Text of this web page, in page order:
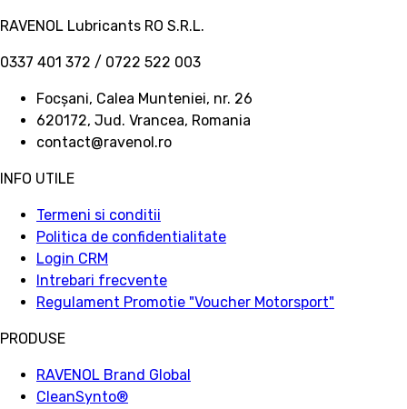
RAVENOL Lubricants RO S.R.L.
0337 401 372 / 0722 522 003
Focșani, Calea Munteniei, nr. 26
620172, Jud. Vrancea, Romania
contact@ravenol.ro
INFO UTILE
Termeni si conditii
Politica de confidentialitate
Login CRM
Intrebari frecvente
Regulament Promotie "Voucher Motorsport"
PRODUSE
RAVENOL Brand Global
CleanSynto®